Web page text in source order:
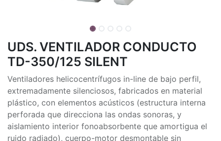
UDS. VENTILADOR CONDUCTO
TD-350/125 SILENT
Ventiladores helicocentrífugos in-line de bajo perfil,
extremadamente silenciosos, fabricados en material
plástico, con elementos acústicos (estructura interna
perforada que direcciona las ondas sonoras, y
aislamiento interior fonoabsorbente que amortigua el
ruido radiado), cuerpo-motor desmontable sin